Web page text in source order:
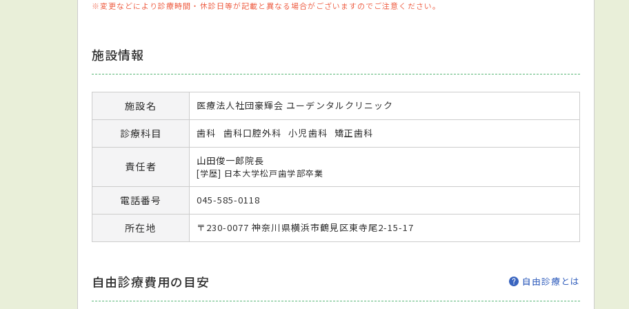
※変更などにより診療時間・休診日等が記載と異なる場合がございますのでご注意ください。
施設情報
施設名 医療法人社団豪輝会 ユーデンタルクリニック
診療科目 歯科 歯科口腔外科 小児歯科 矯正歯科
責任者 山田俊一郎院長
[学歴] 日本大学松戸歯学部卒業
電話番号 045-585-0118
所在地 〒230-0077 神奈川県横浜市鶴見区東寺尾2-15-17
自由診療費用の目安 自由診療とは